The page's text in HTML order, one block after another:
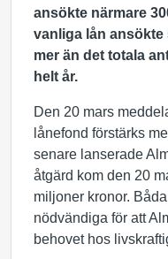
ansökte närmare
vanliga lån ansökte
mer än det totala
helt år.
Den 20 mars
lånefond förstärks
senare lanserade
åtgärd kom den 20
miljoner kronor.
nödvändiga för att
behovet hos